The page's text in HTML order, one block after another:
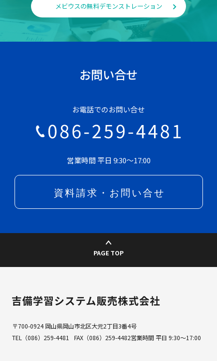
メビウスの無料デモンストレーション
お問い合せ
お電話でのお問い合せ
営業時間 平日 9:30～17:00
PAGE TOP
700-0924 岡山県岡山市北区大元2丁目3番4号
（086）259-4481
（086）259-4482営業時間 平日 9:30～17:00